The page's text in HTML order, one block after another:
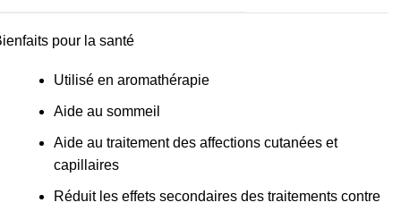
pour la santé
Utilisé en aromathérapie
Aide au sommeil
Aide au traitement des affections cutanées et
capillaires
Réduit les effets secondaires des traitements contre